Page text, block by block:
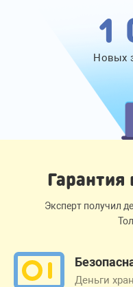
1
Новых
Гарантия
Эксперт получил
Деньги